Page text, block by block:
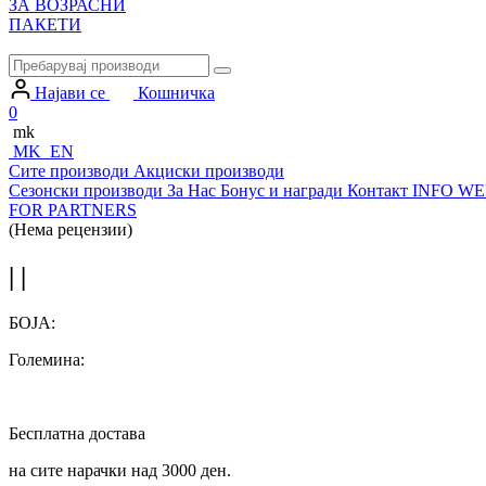
ЗА ВОЗРАСНИ
ПАКЕТИ
Најави се
Кошничка
0
mk
MK EN
Сите производи Акциски производи
Сезонски производи За Нас Бонус и награди Контакт INFO
FOR PARTNERS
(Нема рецензии)
БОЈА:
Големина:
Бесплатна достава
на сите нарачки над 3000 ден.